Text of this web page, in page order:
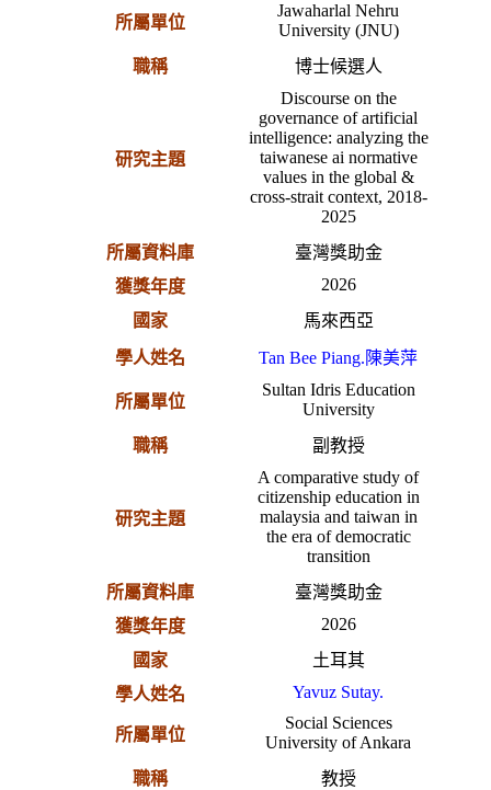
所屬單位
Jawaharlal Nehru
University (JNU)
職稱
博士候選人
研究主題
Discourse on the
governance of artificial
intelligence: analyzing the
taiwanese ai normative
values in the global &
cross-strait context, 2018-
2025
所屬資料庫
臺灣獎助金
獲獎年度
2026
國家
馬來西亞
學人姓名
Tan Bee Piang.陳美萍
所屬單位
Sultan Idris Education
University
職稱
副教授
研究主題
A comparative study of
citizenship education in
malaysia and taiwan in
the era of democratic
transition
所屬資料庫
臺灣獎助金
獲獎年度
2026
國家
土耳其
學人姓名
Yavuz Sutay.
所屬單位
Social Sciences
University of Ankara
職稱
教授